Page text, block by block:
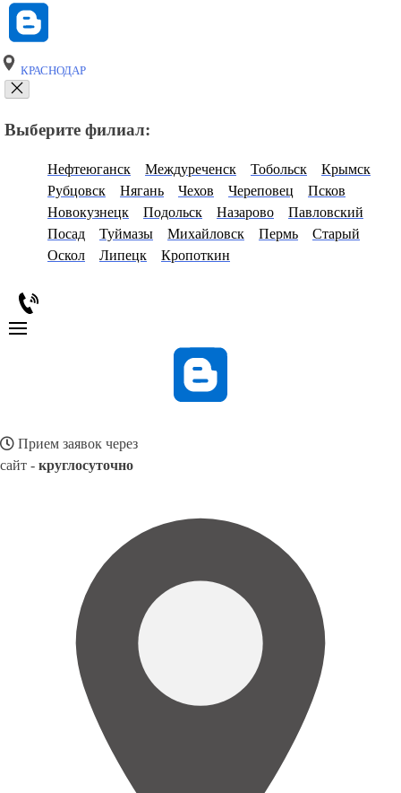
КРАСНОДАР
Выберите филиал:
Нефтеюганск Междуреченск Тобольск
Крымск
Рубцовск
Нягань Чехов Череповец
Псков
Новокузнецк
Подольск Назарово
Павловский
Посад
Туймазы Михайловск Пермь
Старый
Оскол
Липецк Кропоткин
Прием заявок через
сайт - круглосуточно